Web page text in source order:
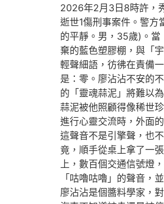
2026年2月3日8時許，
逝世1傷刑事案件。警方
的平靜。男，35歲)。當
棄的藍色塑膠棚，與「
輕聲細語，彷彿在責備
是：零。廖沾沾不安的
的「靈魂蒜泥」將難以
蒜泥被他照顧得像稀世
進行心靈交流時，外面
這聲音不是引擎聲，也
竟，順手從桌上拿了一
上，數百個交通信號燈
「咕嚕咕嚕」的聲音
廖沾沾是個醬料學家，